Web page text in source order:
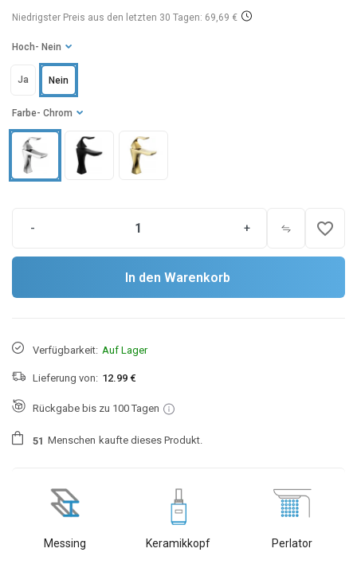
Niedrigster Preis aus den letzten 30 Tagen: 69,69 €
Farbe - Chrom
Hoch - Nein
Ja Nein
- + favorite_border
In den Warenkorb
Verfügbarkeit: Auf Lager
Lieferung von: 12.99 €
Rückgabe bis zu 100 Tagen
51 Menschen kaufte dieses Produkt.
Messing Keramikkopf Perlator